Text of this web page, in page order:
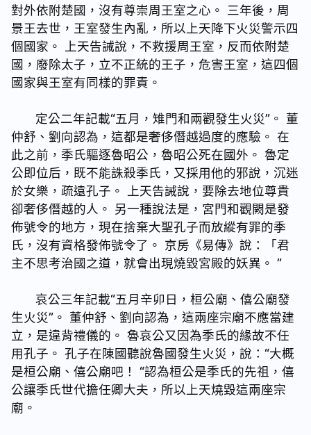
對外依附楚國，沒有尊崇周王室之心。 三年後，周
景王去世，王室發生內亂，所以上天降下火災警示四
個國家。 上天告誡說，不救援周王室，反而依附楚
國，廢除太子，立不正統的王子，危害王室，這四個
國家與王室有同樣的罪責。
定公二年記載“五月，雉門和兩觀發生火災”。 董
仲舒、劉向認為，這都是奢侈僭越過度的應驗。 在
此之前，季氏驅逐魯昭公，魯昭公死在國外。 魯定
公即位后，既不能誅殺季氏，又採用他的邪說，沉迷
於女樂，疏遠孔子。 上天告誡說，要除去地位尊貴
卻奢侈僭越的人。 另一種說法是，宮門和觀闕是發
佈號令的地方，現在捨棄大聖孔子而放縱有罪的季
氏，沒有資格發佈號令了。 京房《易傳》說：「君
主不思考治國之道，就會出現燒毀宮殿的妖異。 ”
哀公三年記載“五月辛卯日，桓公廟、僖公廟發
生火災”。 董仲舒、劉向認為，這兩座宗廟不應當建
立，是違背禮儀的。 魯哀公又因為季氏的緣故不任
用孔子。 孔子在陳國聽說魯國發生火災，說：“大概
是桓公廟、僖公廟吧！ “認為桓公是季氏的先祖，僖
公讓季氏世代擔任卿大夫，所以上天燒毀這兩座宗
廟。